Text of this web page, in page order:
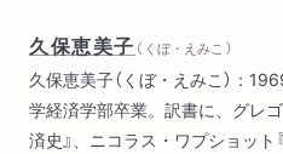
第Ⅲ部 大いなる分岐
第15章 一八〇〇年以降の世界
第16章 格差拡大の近因
久保恵美子 （ くぼ・えみこ ）
久保恵美子（くぼ・えみこ）：
学経済学部卒業。訳書に、グレ
済史』、ニコラス・ワプショット